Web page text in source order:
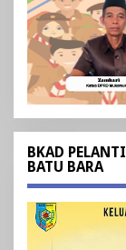
BKAD
BATU BARA